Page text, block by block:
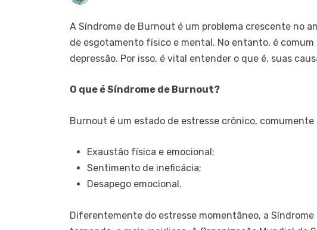
A Síndrome de Burnout é um problema crescente no
de esgotamento físico e mental. No entanto, é
depressão. Por isso, é vital entender o que é, suas
O que é Síndrome de Burnout?
Burnout é um estado de estresse crônico,
Exaustão física e emocional;
Sentimento de ineficácia;
Desapego emocional.
Diferentemente do estresse momentâneo, a